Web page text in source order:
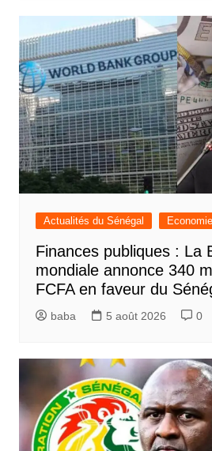
Actualités du Sénégal Economie
Finances publiques : La
mondiale annonce 340
FCFA en faveur du
baba 5 août 2026 0